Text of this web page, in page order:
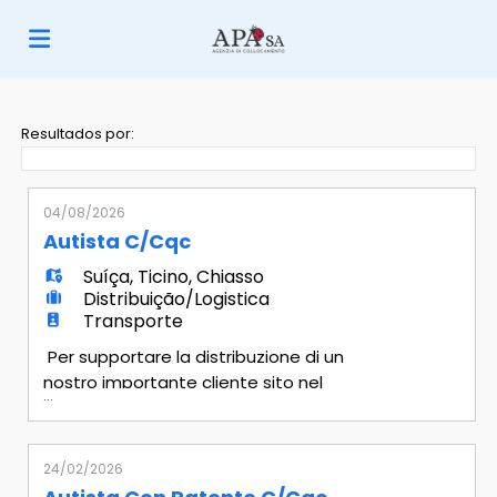
inicial
Ofertas
de
emprego
Regista-
Iniciar
sessão
Língua
Resultados por:
04/08/2026
Autista C/cqc
Suíça, Ticino,Chiasso
Distribuição/Logistica
Transporte
Per supportare la distribuzione di un
nostro importante cliente sito nel
Sopraceneri, selezioniamo professionisti
alimentari sul territorio svizzero. - Autista
di Veicoli Pesanti (Cat. C / CQC)
...
24/02/2026